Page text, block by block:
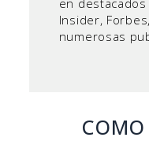
en
Insider,
numerosas
COMO